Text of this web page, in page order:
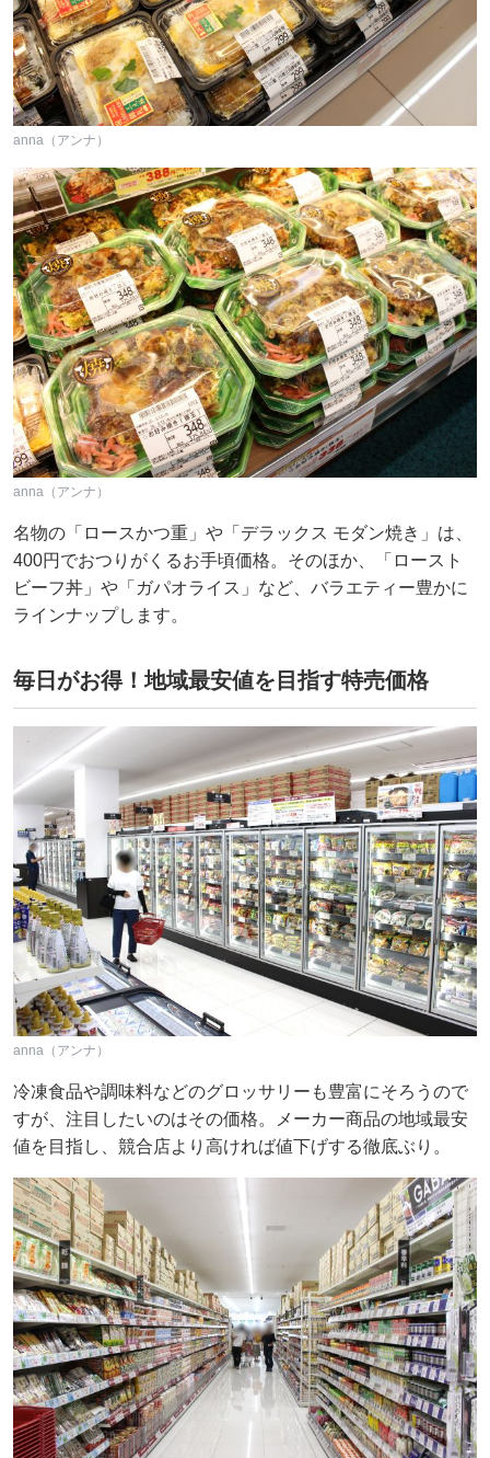
anna（アンナ）
anna（アンナ）
名物の「ロースかつ重」や「デラックス モダン焼き」は、
400円でおつりがくるお手頃価格。そのほか、「ロースト
ビーフ丼」や「ガパオライス」など、バラエティー豊かに
ラインナップします。
毎日がお得！地域最安値を目指す特売価格
anna（アンナ）
冷凍食品や調味料などのグロッサリーも豊富にそろうので
すが、注目したいのはその価格。メーカー商品の地域最安
値を目指し、競合店より高ければ値下げする徹底ぶり。